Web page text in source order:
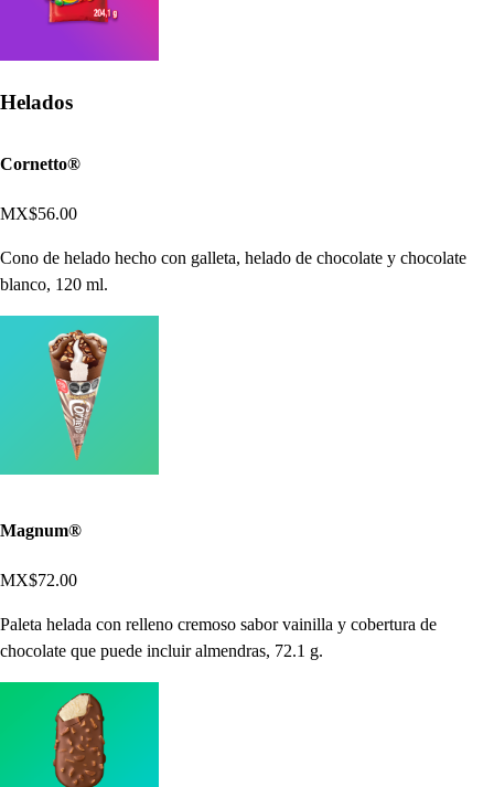
Helados
Cornetto®
MX$56.00
Cono de helado hecho con galleta, helado de chocolate y chocolate
blanco, 120 ml.
Magnum®
MX$72.00
Paleta helada con relleno cremoso sabor vainilla y cobertura de
chocolate que puede incluir almendras, 72.1 g.